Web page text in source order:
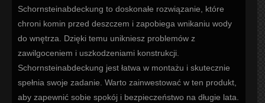
Schornsteinabdeckung to doskonałe rozwiązanie, które
chroni komin przed deszczem i zapobiega wnikaniu wody
do wnętrza. Dzięki temu unikniesz problemów z
zawilgoceniem i uszkodzeniami konstrukcji.
Schornsteinabdeckung jest łatwa w montażu i skutecznie
spełnia swoje zadanie. Warto zainwestować w ten produkt,
aby zapewnić sobie spokój i bezpieczeństwo na długie lata.